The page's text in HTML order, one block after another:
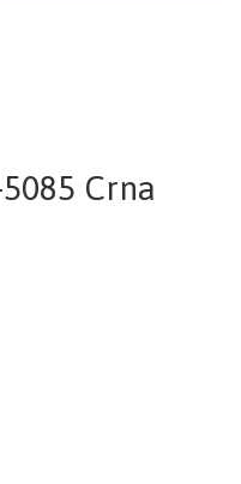
Crna